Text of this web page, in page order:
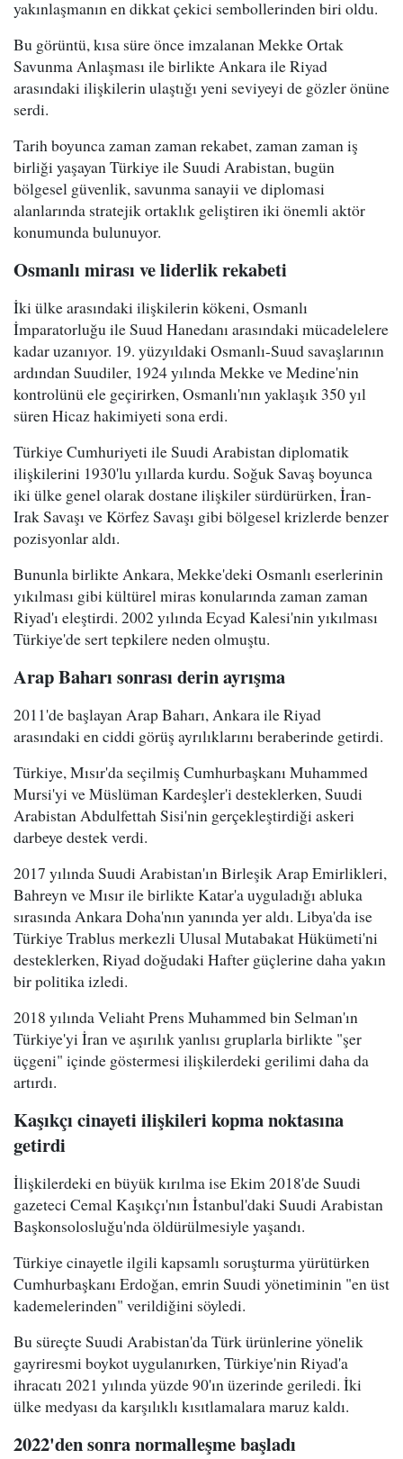
yakınlaşmanın en dikkat çekici sembollerinden biri oldu.
Bu görüntü, kısa süre önce imzalanan Mekke Ortak
Savunma Anlaşması ile birlikte Ankara ile Riyad
arasındaki ilişkilerin ulaştığı yeni seviyeyi de gözler önüne
serdi.
Tarih boyunca zaman zaman rekabet, zaman zaman iş
birliği yaşayan Türkiye ile Suudi Arabistan, bugün
bölgesel güvenlik, savunma sanayii ve diplomasi
alanlarında stratejik ortaklık geliştiren iki önemli aktör
konumunda bulunuyor.
Osmanlı mirası ve liderlik rekabeti
İki ülke arasındaki ilişkilerin kökeni, Osmanlı
İmparatorluğu ile Suud Hanedanı arasındaki mücadelelere
kadar uzanıyor. 19. yüzyıldaki Osmanlı-Suud savaşlarının
ardından Suudiler, 1924 yılında Mekke ve Medine'nin
kontrolünü ele geçirirken, Osmanlı'nın yaklaşık 350 yıl
süren Hicaz hakimiyeti sona erdi.
Türkiye Cumhuriyeti ile Suudi Arabistan diplomatik
ilişkilerini 1930'lu yıllarda kurdu. Soğuk Savaş boyunca
iki ülke genel olarak dostane ilişkiler sürdürürken, İran-
Irak Savaşı ve Körfez Savaşı gibi bölgesel krizlerde benzer
pozisyonlar aldı.
Bununla birlikte Ankara, Mekke'deki Osmanlı eserlerinin
yıkılması gibi kültürel miras konularında zaman zaman
Riyad'ı eleştirdi. 2002 yılında Ecyad Kalesi'nin yıkılması
Türkiye'de sert tepkilere neden olmuştu.
Arap Baharı sonrası derin ayrışma
2011'de başlayan Arap Baharı, Ankara ile Riyad
arasındaki en ciddi görüş ayrılıklarını beraberinde getirdi.
Türkiye, Mısır'da seçilmiş Cumhurbaşkanı Muhammed
Mursi'yi ve Müslüman Kardeşler'i desteklerken, Suudi
Arabistan Abdulfettah Sisi'nin gerçekleştirdiği askeri
darbeye destek verdi.
2017 yılında Suudi Arabistan'ın Birleşik Arap Emirlikleri,
Bahreyn ve Mısır ile birlikte Katar'a uyguladığı abluka
sırasında Ankara Doha'nın yanında yer aldı. Libya'da ise
Türkiye Trablus merkezli Ulusal Mutabakat Hükümeti'ni
desteklerken, Riyad doğudaki Hafter güçlerine daha yakın
bir politika izledi.
2018 yılında Veliaht Prens Muhammed bin Selman'ın
Türkiye'yi İran ve aşırılık yanlısı gruplarla birlikte "şer
üçgeni" içinde göstermesi ilişkilerdeki gerilimi daha da
artırdı.
Kaşıkçı cinayeti ilişkileri kopma noktasına
getirdi
İlişkilerdeki en büyük kırılma ise Ekim 2018'de Suudi
gazeteci Cemal Kaşıkçı'nın İstanbul'daki Suudi Arabistan
Başkonsolosluğu'nda öldürülmesiyle yaşandı.
Türkiye cinayetle ilgili kapsamlı soruşturma yürütürken
Cumhurbaşkanı Erdoğan, emrin Suudi yönetiminin "en üst
kademelerinden" verildiğini söyledi.
Bu süreçte Suudi Arabistan'da Türk ürünlerine yönelik
gayriresmi boykot uygulanırken, Türkiye'nin Riyad'a
ihracatı 2021 yılında yüzde 90'ın üzerinde geriledi. İki
ülke medyası da karşılıklı kısıtlamalara maruz kaldı.
2022'den sonra normalleşme başladı